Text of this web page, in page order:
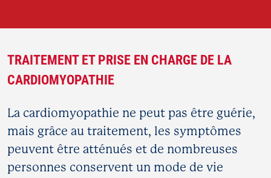
TRAITEMENT ET PRISE EN CHARGE DE LA
CARDIOMYOPATHIE
La cardiomyopathie ne peut pas être guérie,
mais grâce au traitement, les symptômes
peuvent être atténués et de nombreuses
personnes conservent un mode de vie